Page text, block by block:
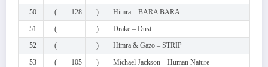
50
( 128 )
Himra – BARA BARA
51
( )
Drake – Dust
52
( )
Himra & Gazo – STRIP
53
( 105 ) Michael Jackson – Human Nature